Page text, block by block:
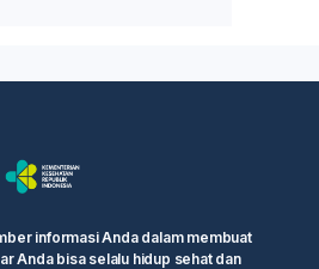
informasi Anda dalam membuat
Anda bisa selalu hidup sehat dan